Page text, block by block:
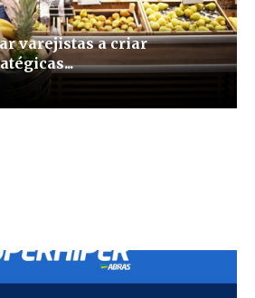
varejistas a criar